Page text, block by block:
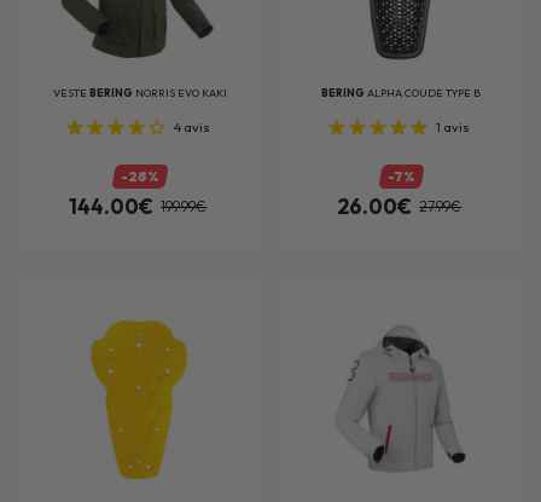
VESTE BERING NORRIS EVO KAKI
4avis
-28%
144.00€ 199.99€
BERING ALPHA COUDE TYPE B
1 avis
-7%
26.00€ 27.99€